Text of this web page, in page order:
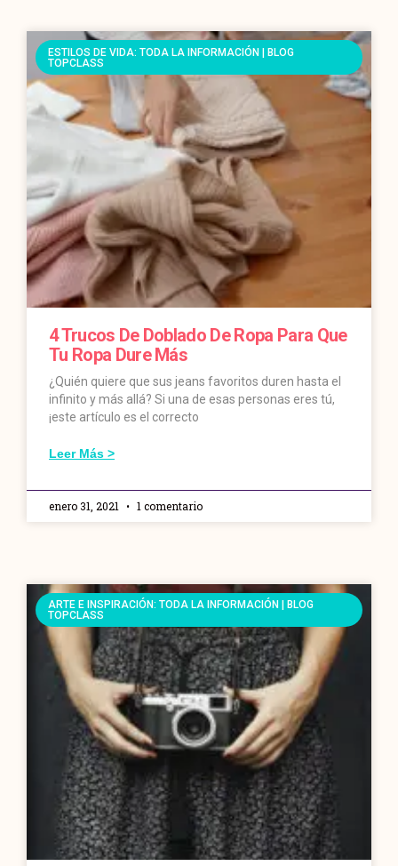
ESTILOS DE VIDA: TODA LA INFORMACIÓN | BLOG
TOPCLASS
4 Trucos De Doblado De Ropa Para Que
Tu Ropa Dure Más
¿Quién quiere que sus jeans favoritos duren hasta el
infinito y más allá? Si una de esas personas eres tú,
¡este artículo es el correcto
Leer Más >
enero 31, 2021 1 comentario
ARTE E INSPIRACIÓN: TODA LA INFORMACIÓN | BLOG
TOPCLASS